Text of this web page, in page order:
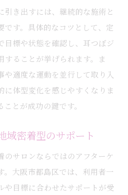
引き出すには、継続的な施術と
です。具体的なコツとして、定
目標や状態を確認し、耳つぼジ
することが挙げられます。ま
や適度な運動を並行して取り入
に体型変化を感じやすくなりま
とが成功の鍵です。
域密着型のサポート
のサロンならではのアフターケ
。大阪市都島区では、利用者一
や目標に合わせたサポートが受